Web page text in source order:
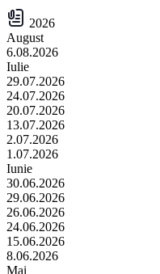
2026
August
6.08.2026
Iulie
29.07.2026
24.07.2026
20.07.2026
13.07.2026
2.07.2026
1.07.2026
Iunie
30.06.2026
29.06.2026
26.06.2026
24.06.2026
15.06.2026
8.06.2026
Mai